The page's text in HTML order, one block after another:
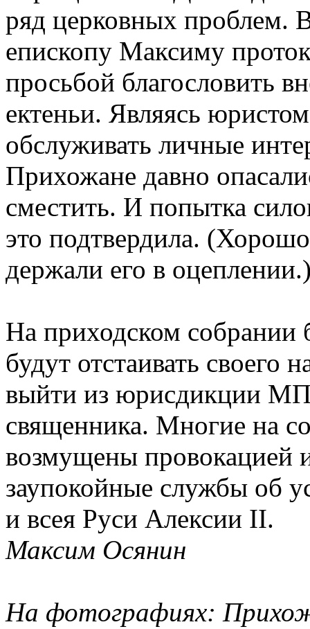
ряд церковных проблем.
епископу Максиму
просьбой благословить
ектеньи. Являясь
обслуживать личные
Прихожане давно
сместить. И попытка
это подтвердила.
держали его в
На приходском собрании
будут отстаивать своего
выйти из юрисдикции
священника. Многие на
возмущены провокацией
заупокойные службы об
и всея Руси Алексии II.
Максим Осянин
На фотографиях: